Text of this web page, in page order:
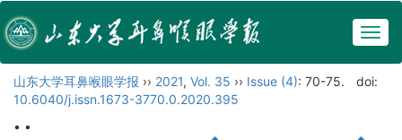
山东大学耳鼻喉眼学报 ›› 2021, Vol. 35 ›› Issue (4): 70-75.
doi:
10.6040/j.issn.1673-3770.0.2020.395
• •